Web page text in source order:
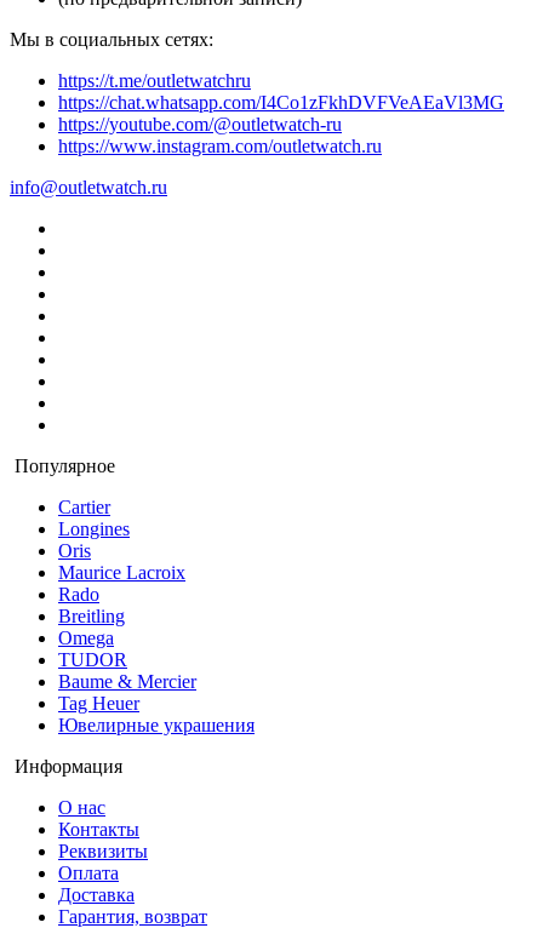
Мы в социальных сетях:
https://t.me/outletwatchru
https://chat.whatsapp.com/I4Co1zFkhDVFVeAEaVl3MG
https://youtube.com/@outletwatch-ru
https://www.instagram.com/outletwatch.ru
info@outletwatch.ru
Популярное
Cartier
Longines
Oris
Maurice Lacroix
Rado
Breitling
Omega
TUDOR
Baume & Mercier
Tag Heuer
Ювелирные украшения
Информация
О нас
Контакты
Реквизиты
Оплата
Доставка
Гарантия, возврат